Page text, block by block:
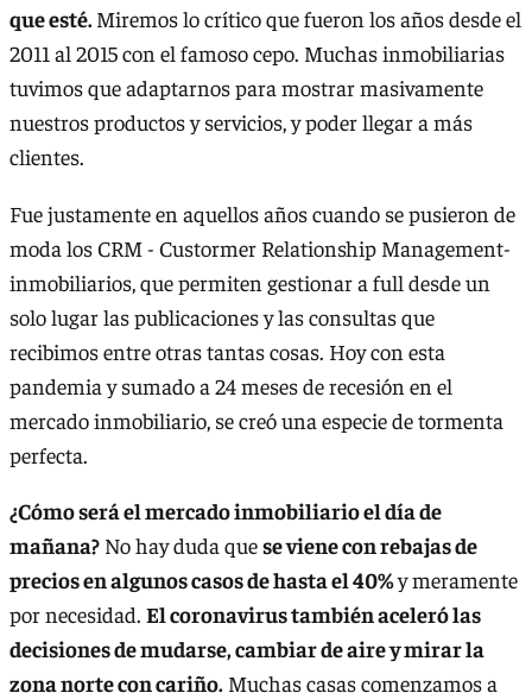
que esté.Miremos lo crítico que fueron los años desde el
2011 al 2015 con el famoso cepo. Muchas inmobiliarias
tuvimos que adaptarnos para mostrar masivamente
nuestros productos y servicios, y poder llegar a más
clientes.
Fue justamente en aquellos años cuando se pusieron de
moda los CRM - Custormer Relationship Management-
inmobiliarios, que permiten gestionar a full desde un
solo lugar las publicaciones y las consultas que
recibimos entre otras tantas cosas. Hoy con esta
pandemia y sumado a 24 meses de recesión en el
mercado inmobiliario, se creó una especie de tormenta
perfecta.
¿Cómo será el mercado inmobiliario el día de
mañana? No hay duda quese viene con rebajas de
precios en algunos casos de hasta el 40%y meramente
por necesidad. El coronavirus también aceleró las
decisiones de mudarse, cambiar de aire y mirar la
zona norte con cariño. Muchas casas comenzamos a